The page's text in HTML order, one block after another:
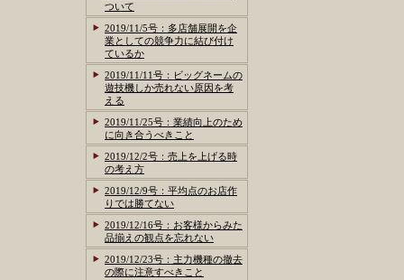
ついて
2019/11/5号：多店舗展開を企
業としての競争力に結び付け
ているか
2019/11/11号：ビッグネームの
遊技機しか売れない原因を考
える
2019/11/25号：業績向上のため
に向き合うべきこと
2019/12/2号：売上を上げる時
の考え方
2019/12/9号：平均点のお店作
りでは勝てない
2019/12/16号：お客様からみた
品揃えの観点を忘れない
2019/12/23号：主力機種の撤去
の際に注意すべきこと